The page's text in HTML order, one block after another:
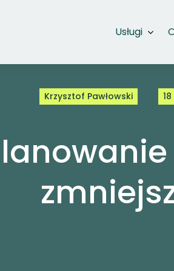
Usługi
Krzysztof Pawłowski